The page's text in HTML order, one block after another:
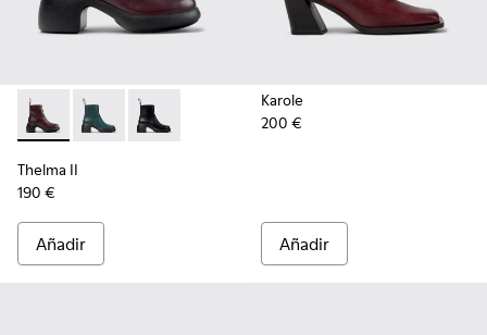
Thelma II - K400784-004 - Burgundy
Thelma II - K400784-002
Thelma II - K400784-001
Thelma II
190 €
Añadir
Karole
200 €
Añadir